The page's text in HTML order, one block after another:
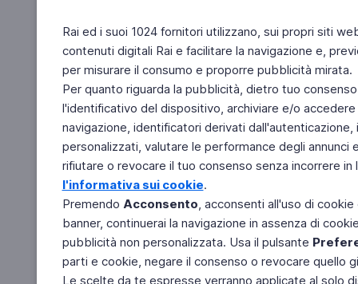
Rai ed i suoi 1024 fornitori utilizzano, sui propri siti
contenuti digitali Rai e facilitare la navigazione e,
per misurare il consumo e proporre pubblicità mirata.
Per quanto riguarda la pubblicità, dietro tuo
l'identificativo del dispositivo, archiviare e/o
navigazione, identificatori derivati
personalizzati, valutare le performance degli
rifiutare o revocare il tuo consenso senza incorrere
l'informativa sui cookie.
Premendo Acconsento, acconsenti all'uso di
banner, continuerai la navigazione in assenza di
pubblicità non personalizzata. Usa il pulsante
parti e cookie, negare il consenso o revocare quello
Le scelte da te espresse verranno applicate al solo